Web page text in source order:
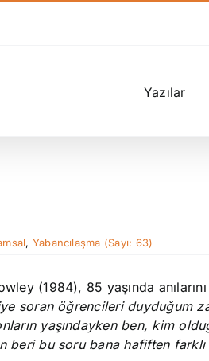
Yazılar
, Yabancılaşma (Sayı: 63)
(1984), 85 yaşında
soran öğrencileri duyduğum
yaşındayken ben, kim
beri bu soru bana hafiften